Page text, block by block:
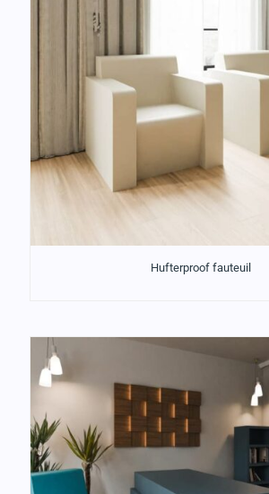
Hufterproof fauteuil